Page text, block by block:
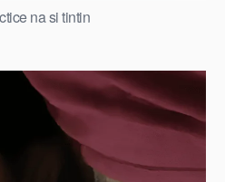
na si tintin